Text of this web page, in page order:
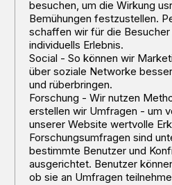
besuchen, um die Wirkung
Bemühungen festzustellen.
schaffen wir für die
individuells Erlebnis.
Social - So können wir
über soziale Networke
und rüberbringen.
Forschung - Wir nutzen
erstellen wir Umfragen - um
unserer Website wertvolle
Forschungsumfragen sind
bestimmte Benutzer und
ausgerichtet. Benutzer
ob sie an Umfragen